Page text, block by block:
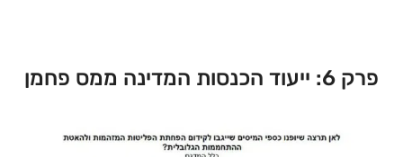
פרק 6: ייעוד הכנסות המדינה ממס פחמן